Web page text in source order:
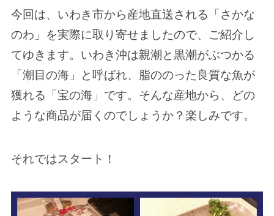
今回は、いわき市から産地直送される「さかな
のわ」を実際に取り寄せましたので、ご紹介し
てゆきます。いわき沖は親潮と黒潮がぶつかる
「潮目の海」と呼ばれ、脂ののった良質な魚が
獲れる「宝の海」です。そんな産地から、どの
ような商品が届くのでしょうか？楽しみです。
それではスタート！